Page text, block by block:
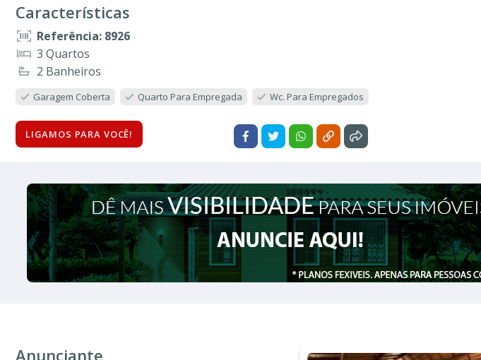
Características
Referência: 8926
3 Quartos
2 Banheiros
Garagem Coberta Quarto Para Empregada Wc. Para Empregados
LIGAMOS PARA VOCÊ!
Anunciante